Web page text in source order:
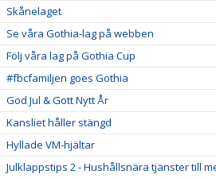
Skånelaget
Se våra Gothia-lag på webben
Följ våra lag på Gothia Cup
#fbcfamiljen goes Gothia
God Jul & Gott Nytt År
Kansliet håller stängd
Hyllade VM-hjältar
Julklappstips 2 - Hushållsnära tjänster till